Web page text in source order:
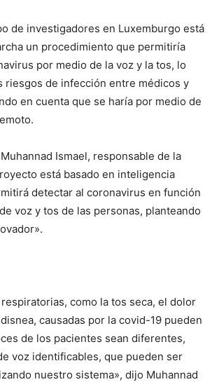
de investigadores en Luxemburgo está
un procedimiento que permitiría
por medio de la voz y la tos, lo
riesgos de infección entre médicos y
en cuenta que se haría por medio de
Ismael, responsable de la
está basado en inteligencia
detectar al coronavirus en función
voz y tos de las personas, planteando
como la tos seca, el dolor
causadas por la covid-19 pueden
de los pacientes sean diferentes,
voz identificables, que pueden ser
nuestro sistema», dijo Muhannad